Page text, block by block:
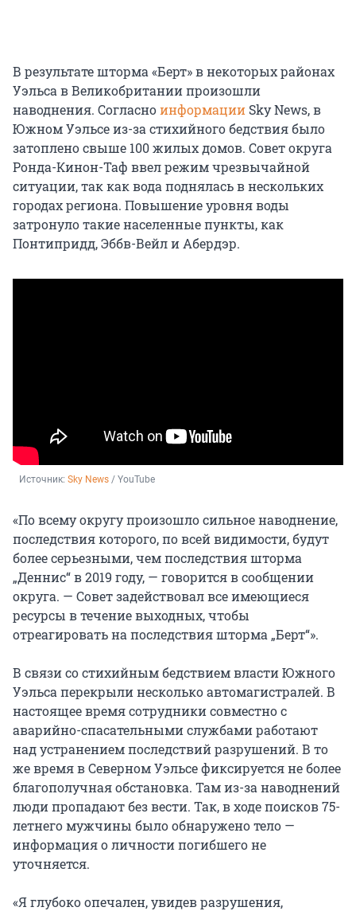
В результате шторма «Берт» в некоторых районах
Уэльса в Великобритании произошли
наводнения. Согласноинформации Sky News, в
Южном Уэльсе из-за стихийного бедствия было
затоплено свыше 100 жилых домов. Совет округа
Ронда-Кинон-Таф ввел режим чрезвычайной
ситуации, так как вода поднялась в нескольких
городах региона. Повышение уровня воды
затронуло такие населенные пункты, как
Понтипридд, Эббв-Вейл и Абердэр.
Источник: Sky News / YouTube
«По всему округу произошло сильное наводнение,
последствия которого, по всей видимости, будут
более серьезными, чем последствия шторма
„Деннис“ в 2019 году, — говорится в сообщении
округа. — Совет задействовал все имеющиеся
ресурсы в течение выходных, чтобы
отреагировать на последствия шторма „Берт“».
В связи со стихийным бедствием власти Южного
Уэльса перекрыли несколько автомагистралей. В
настоящее время сотрудники совместно с
аварийно-спасательными службами работают
над устранением последствий разрушений. В то
же время в Северном Уэльсе фиксируется не более
благополучная обстановка. Там из-за наводнений
люди пропадают без вести. Так, в ходе поисков 75-
летнего мужчины было обнаружено тело —
информация о личности погибшего не
уточняется.
«Я глубоко опечален, увидев разрушения,